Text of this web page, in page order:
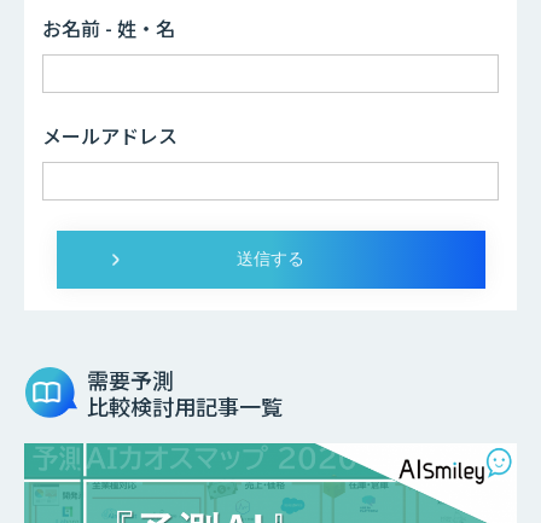
お名前 - 姓・名
メールアドレス
需要予測
比較検討用記事一覧